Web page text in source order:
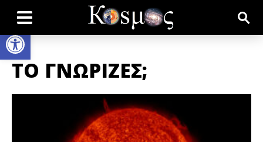
Open toolbar
ΤΟ ΓΝΩΡΙΖΕΣ;